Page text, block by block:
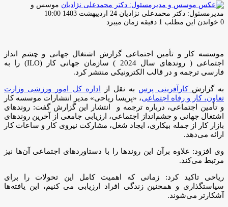
موسس و
مدیرمسئول: دکتر محمدعلی نژادیان ارسال
ایمیل
24 اردیبهشت 1403 10:00
0 خواندن این مطلب 1 دقیقه زمان میبرد
موسسه کار و تأمین اجتماعی گزارش اشتغال جهانی و چشم انداز
اجتماعی ( روندهای سال 2024 ) سازمان جهانی کار (ILO) را به
فارسی ترجمه و در قالب الکترونیکی منتشر کرد.
به گزارش کارآفرینی پرس به نقل از اداره کل امور ورزشی وزارت
تعاون، کار و رفاه اجتماعی، «پریسا ریاحی» مدیر انتشارات موسسه کار
و تأمین اجتماعی، درباره ترجمه و انتشار این گزارش گفت: روندهای
اشتغال جهانی و چشم‌انداز اجتماعی، ارزیابی جامعی از آخرین روندهای
بازار کار از جمله بیکاری، ایجاد شغل، مشارکت نیروی کار و ساعات کار
ارائه می‌دهد.
وی افزود: علاوه‌ برآن این روندها را با دستاوردهای اجتماعی آن‌ها نیز
مرتبط می‌کند.
ریاحی تاکید کرد: زمانی که اهمیت کامل این تحولات را برای
سیاستگذاری و همچنین زندگی افراد ارزیابی می کنیم، این یافته‌ها
آشکارتر می‌شوند.